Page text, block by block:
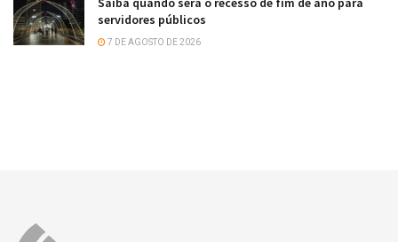
servidores públicos
7 DE AGOSTO DE 2026